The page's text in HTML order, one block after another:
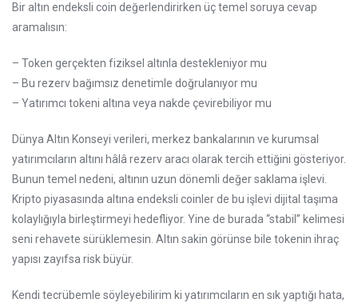
Bir altın endeksli coin değerlendirirken üç temel soruya cevap
aramalısın:
– Token gerçekten fiziksel altınla destekleniyor mu
– Bu rezerv bağımsız denetimle doğrulanıyor mu
– Yatırımcı tokeni altına veya nakde çevirebiliyor mu
Dünya Altın Konseyi verileri, merkez bankalarının ve kurumsal
yatırımcıların altını hâlâ rezerv aracı olarak tercih ettiğini gösteriyor.
Bunun temel nedeni, altının uzun dönemli değer saklama işlevi.
Kripto piyasasında altına endeksli coinler de bu işlevi dijital taşıma
kolaylığıyla birleştirmeyi hedefliyor. Yine de burada “stabil” kelimesi
seni rehavete sürüklemesin. Altın sakin görünse bile tokenin ihraç
yapısı zayıfsa risk büyür.
Kendi tecrübemle söyleyebilirim ki yatırımcıların en sık yaptığı hata,